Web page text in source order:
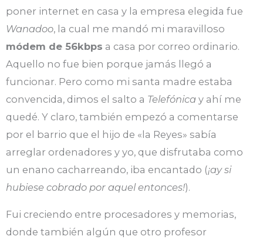
poner internet en casa y la empresa elegida fue
Wanadoo, la cual me mandó mi maravilloso
módem de 56kbps a casa por correo ordinario.
Aquello no fue bien porque jamás llegó a
funcionar. Pero como mi santa madre estaba
convencida, dimos el salto a Telefónica y ahí me
quedé. Y claro, también empezó a comentarse
por el barrio que el hijo de «la Reyes» sabía
arreglar ordenadores y yo, que disfrutaba como
un enano cacharreando, iba encantado (¡ay si
hubiese cobrado por aquel entonces!).
Fui creciendo entre procesadores y memorias,
donde también algún que otro profesor